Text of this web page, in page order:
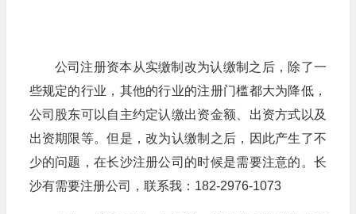
公司注册资本从实缴制改为认缴制之后，除了一
些规定的行业，其他的行业的注册门槛都大为降低，
公司股东可以自主约定认缴出资金额、出资方式以及
出资期限等。但是，改为认缴制之后，因此产生了不
少的问题，在长沙注册公司的时候是需要注意的。长
沙有需要注册公司，联系我：182-2976-1073